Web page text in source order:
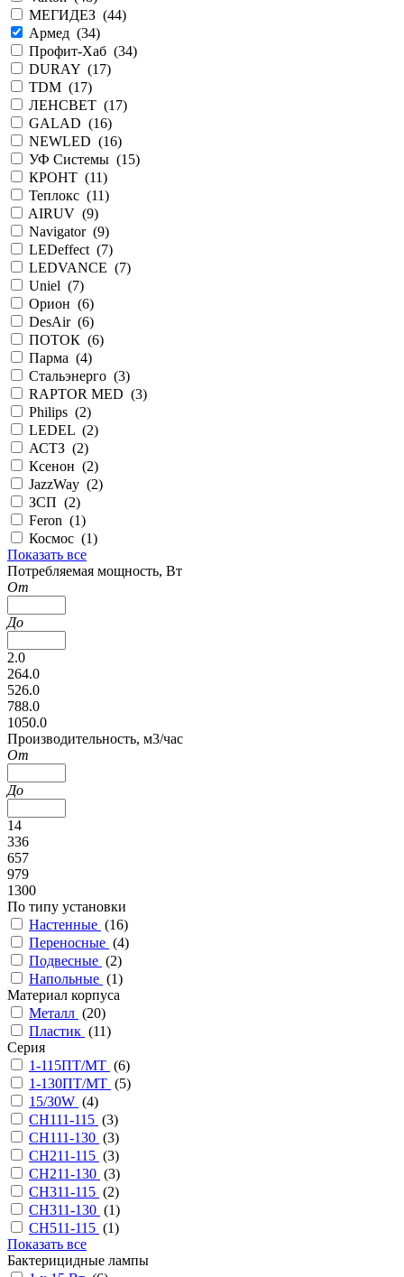
МЕГИДЕЗ (44)
Армед (34)
Профит-Хаб (34)
DURAY (17)
TDM (17)
ЛЕНСВЕТ (17)
GALAD (16)
NEWLED (16)
УФ Системы (15)
КРОНТ (11)
Теплокс (11)
AIRUV (9)
Navigator (9)
LEDeffect (7)
LEDVANCE (7)
Uniel (7)
Орион (6)
DesAir (6)
ПОТОК (6)
Парма (4)
Стальэнерго (3)
RAPTOR MED (3)
Philips (2)
LEDEL (2)
АСТЗ (2)
Ксенон (2)
JazzWay (2)
ЗСП (2)
Feron (1)
Космос (1)
Показать все
Потребляемая мощность, Вт
От
До
2.0
264.0
526.0
788.0
1050.0
Производительность, м3/час
От
До
14
336
657
979
1300
По типу установки
Настенные (16)
Переносные (4)
Подвесные (2)
Напольные (1)
Материал корпуса
Металл (20)
Пластик (11)
Серия
1-115ПТ/МТ (6)
1-130ПТ/МТ (5)
15/30W (4)
СH111-115 (3)
CH111-130 (3)
CH211-115 (3)
CH211-130 (3)
CH311-115 (2)
CH311-130 (1)
СН511-115 (1)
Показать все
Бактерицидные лампы